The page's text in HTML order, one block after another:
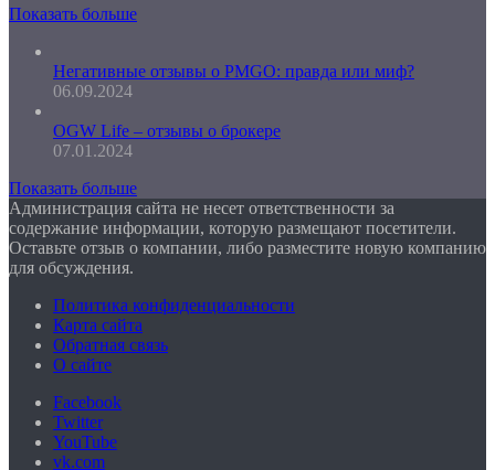
Показать больше
Негативные отзывы о PMGO: правда или миф?
06.09.2024
OGW Life – отзывы о брокере
07.01.2024
Показать больше
Администрация сайта не несет ответственности за
содержание информации, которую размещают посетители.
Оставьте отзыв о компании, либо разместите новую компанию
для обсуждения.
Политика конфиденциальности
Карта сайта
Обратная связь
О сайте
Facebook
Twitter
YouTube
vk.com